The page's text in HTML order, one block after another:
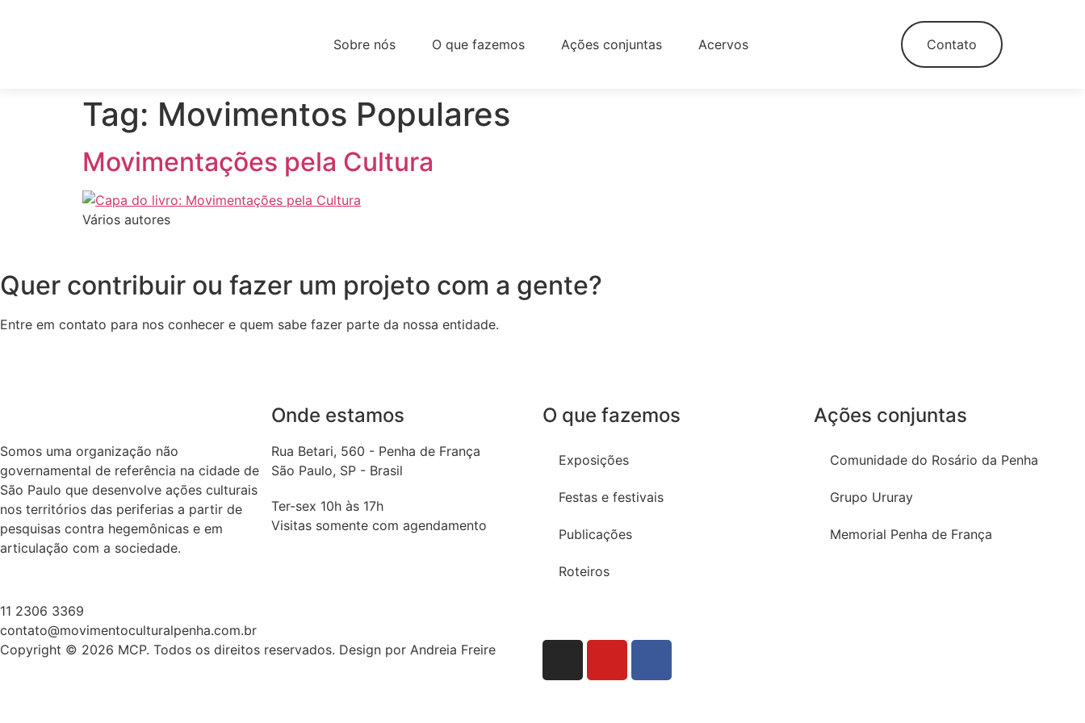
Sobre nós O que fazemos Ações conjuntas Acervos Contato
Tag: Movimentos Populares
Movimentações pela Cultura
Vários autores
Quer contribuir ou fazer um projeto com a gente?
Entre em contato para nos conhecer e quem sabe fazer parte da nossa entidade.
Somos uma organização não
governamental de referência na cidade de
São Paulo que desenvolve ações culturais
nos territórios das periferias a partir de
pesquisas contra hegemônicas e em
articulação com a sociedade.
11 2306 3369
contato@movimentoculturalpenha.com.br
Onde estamos
Rua Betari, 560 - Penha de França
São Paulo, SP - Brasil
Ter-sex 10h às 17h
Visitas somente com agendamento
O que fazemos
Exposições
Festas e festivais
Publicações
Roteiros
Ações conjuntas
Comunidade do Rosário da Penha
Grupo Ururay
Memorial Penha de França
Copyright © 2026 MCP. Todos os direitos reservados. Design por Andreia Freire